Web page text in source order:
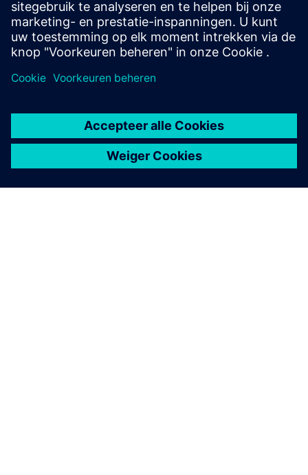
eBook-serie| Uw gids voor succesvolle heterogene
integratie